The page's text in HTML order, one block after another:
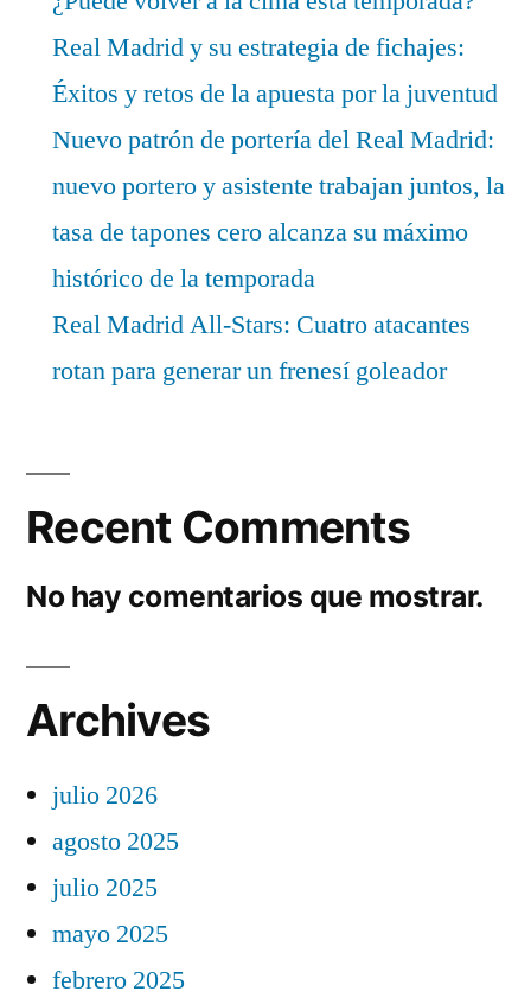
Real Madrid y su estrategia de fichajes:
Éxitos y retos de la apuesta por la juventud
Nuevo patrón de portería del Real Madrid:
nuevo portero y asistente trabajan juntos, la
tasa de tapones cero alcanza su máximo
histórico de la temporada
Real Madrid All-Stars: Cuatro atacantes
rotan para generar un frenesí goleador
Recent Comments
No hay comentarios que mostrar.
Archives
julio 2026
agosto 2025
julio 2025
mayo 2025
febrero 2025